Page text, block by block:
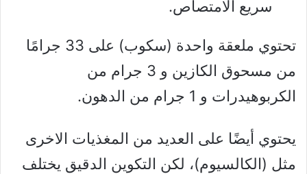
سريع الامتصاص.
تحتوي ملعقة واحدة (سكوب) على 33 جرامًا
من مسحوق الكازين و 3 جرام من
الكربوهيدرات و 1 جرام من الدهون.
يحتوي أيضًا على العديد من المغذيات الاخرى
مثل (الكالسيوم)، لكن التكوين الدقيق يختلف